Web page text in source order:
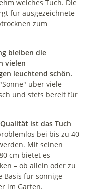
weiches Tuch. Die
für ausgezeichnete
zum
bleiben die
vielen
leuchtend schön.
über viele
und stets bereit für
ist das Tuch
bei bis zu 40
Mit seinen
cm bietet es
– ob allein oder zu
Basis für sonnige
im Garten.